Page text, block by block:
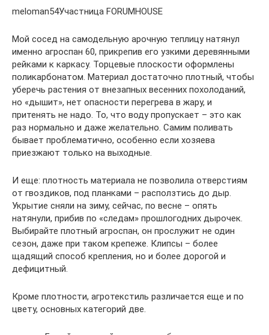
meloman54Участница FORUMHOUSE
Мой сосед на самодельную арочную теплицу натянул
именно агроспан 60, прикрепив его узкими деревянными
рейками к каркасу. Торцевые плоскости оформлены
поликарбонатом. Материал достаточно плотный, чтобы
уберечь растения от внезапных весенних похолоданий,
но «дышит», нет опасности перегрева в жару, и
притенять не надо. То, что воду пропускает – это как
раз нормально и даже желательно. Самим поливать
бывает проблематично, особенно если хозяева
приезжают только на выходные.
И еще: плотность материала не позволила отверстиям
от гвоздиков, под планками – расползтись до дыр.
Укрытие сняли на зиму, сейчас, по весне – опять
натянули, прибив по «следам» прошлогодних дырочек.
Выбирайте плотный агроспан, он прослужит не один
сезон, даже при таком крепеже. Клипсы – более
щадящий способ крепления, но и более дорогой и
дефицитный.
Кроме плотности, агротекстиль различается еще и по
цвету, основных категорий две.